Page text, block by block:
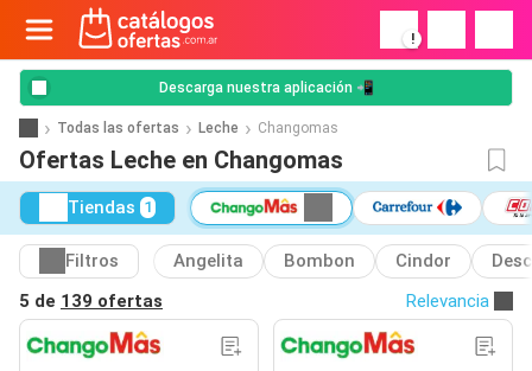
!
Descarga nuestra aplicación 📲
Todas las ofertas Leche Changomas
Ofertas Leche en Changomas
Tiendas 1
Filtros Angelita Bombon Cindor
5 de 139 ofertas Relevancia